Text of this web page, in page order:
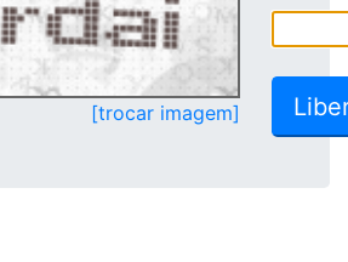
[trocar imagem]